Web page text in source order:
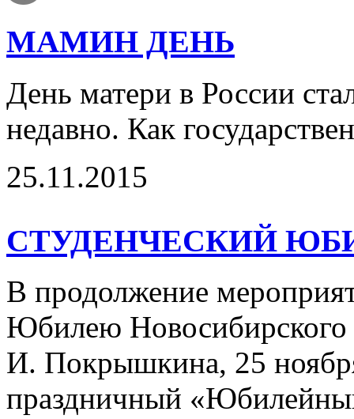
МАМИН ДЕНЬ
День матери в России
недавно. Как
25.11.2015
СТУДЕНЧЕСКИЙ
В продолжение
Юбилею Новосибирского
И. Покрышкина, 25
праздничный